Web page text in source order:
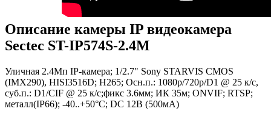
Описание камеры IP видеокамера
Sectec ST-IP574S-2.4M
Уличная 2.4Мп IP-камера; 1/2.7" Sony STARVIS CMOS
(IMX290), HISI3516D; H265; Осн.п.: 1080p/720p/D1 @ 25 к/с,
суб.п.: D1/CIF @ 25 к/с;фикс 3.6мм; ИК 35м; ONVIF; RTSP;
металл(IP66); -40..+50°C; DC 12В (500мА)